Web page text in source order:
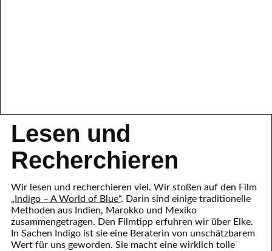
Arbeit!
Buchtipps:
Ulli Beier: Ein Meer aus Indigo.
Kerstin Neumüller und Douglas Lubanko: Indigo. Anbau,
Färbetechniken, Projekte